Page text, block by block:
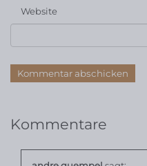
Website
Kommentare